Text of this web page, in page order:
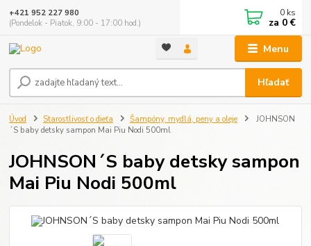
Menu
Hľadať
+421 952 227 980
(Pondelok - Piatok, 9:00 - 17:00 hod.)
0 ks
za 0 €
Úvod Starostlivosť o dieťa Šampóny, mydlá, peny a oleje
JOHNSON
´S baby detsky sampon Mai Piu Nodi 500ml
JOHNSON´S baby detsky sampon
Mai Piu Nodi 500ml